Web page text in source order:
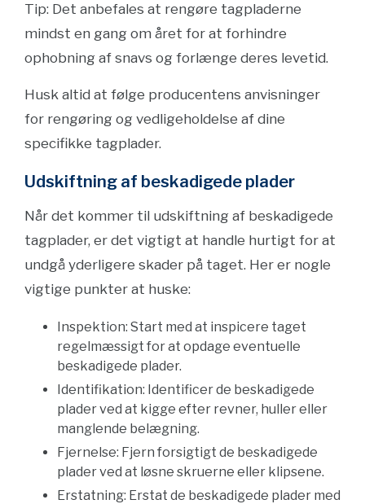
Tip: Det anbefales at rengøre tagpladerne
mindst en gang om året for at forhindre
ophobning af snavs og forlænge deres levetid.
Husk altid at følge producentens anvisninger
for rengøring og vedligeholdelse af dine
specifikke tagplader.
Udskiftning af beskadigede plader
Når det kommer til udskiftning af beskadigede
tagplader, er det vigtigt at handle hurtigt for at
undgå yderligere skader på taget. Her er nogle
vigtige punkter at huske:
Inspektion: Start med at inspicere taget
regelmæssigt for at opdage eventuelle
beskadigede plader.
Identifikation: Identificer de beskadigede
plader ved at kigge efter revner, huller eller
manglende belægning.
Fjernelse: Fjern forsigtigt de beskadigede
plader ved at løsne skruerne eller klipsene.
Erstatning: Erstat de beskadigede plader med